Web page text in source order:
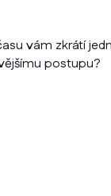
vám zkrátí
postupu?